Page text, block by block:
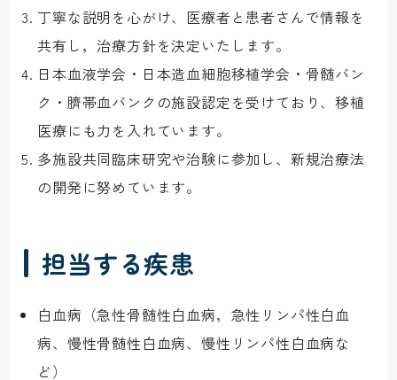
丁寧な説明を心がけ、医療者と患者さんで情報を
共有し，治療方針を決定いたします。
日本血液学会・日本造血細胞移植学会・骨髄バン
ク・臍帯血バンクの施設認定を受けており、移植
医療にも力を入れています。
多施設共同臨床研究や治験に参加し、新規治療法
の開発に努めています。
担当する疾患
白血病（急性骨髄性白血病，急性リンパ性白血
病、慢性骨髄性白血病、慢性リンパ性白血病な
ど）